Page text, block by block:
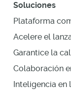
Soluciones
Plataforma
Acelere el
Garantice la
Colaboración
Inteligencia en